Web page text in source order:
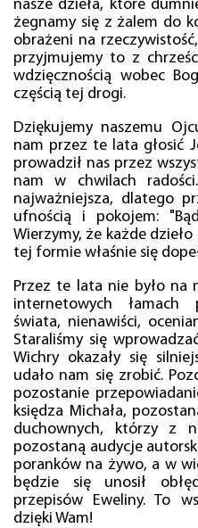
nasze dzieła, które
żegnamy się z żalem do
obrażeni na
przyjmujemy to z
wdzięcznością wobec
częścią tej drogi.
Dziękujemy naszemu
nam przez te lata głosić
prowadził nas przez
nam w chwilach
najważniejsza, dlatego
ufnością i pokojem:
Wierzymy, że każde
tej formie właśnie się
Przez te lata nie było na
internetowych łamach
świata, nienawiści,
Staraliśmy się
Wichry okazały się
udało nam się zrobić.
pozostanie
księdza Michała,
duchownych, którzy z
pozostaną audycje
poranków na żywo, a w
będzie się unosił
przepisów Eweliny. To
dzięki Wam!